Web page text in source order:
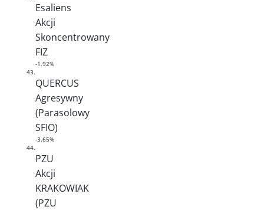
Esaliens
Akcji
Skoncentrowany
FIZ
-1.92%
43.
QUERCUS
Agresywny
(Parasolowy
SFIO)
-3.65%
44.
PZU
Akcji
KRAKOWIAK
(PZU